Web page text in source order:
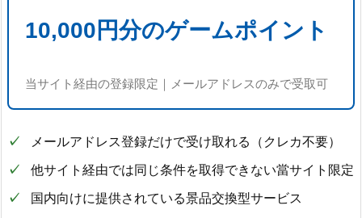
10,000円分のゲームポイント
当サイト経由の登録限定｜メールアドレスのみで受取可
メールアドレス登録だけで受け取れる（クレカ不要）
他サイト経由では同じ条件を取得できない當サイト限定
国内向けに提供されている景品交換型サービス